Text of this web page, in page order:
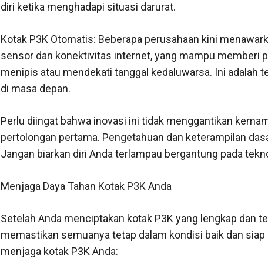
diri ketika menghadapi situasi darurat.
Kotak P3K Otomatis: Beberapa perusahaan kini
sensor dan konektivitas internet, yang mampu memberi
menipis atau mendekati tanggal kedaluwarsa. Ini adalah
di masa depan.
Perlu diingat bahwa inovasi ini tidak menggantikan
pertolongan pertama. Pengetahuan dan keterampilan
Jangan biarkan diri Anda terlampau bergantung pada
Menjaga Daya Tahan Kotak P3K Anda
Setelah Anda menciptakan kotak P3K yang lengkap dan
memastikan semuanya tetap dalam kondisi baik dan
menjaga kotak P3K Anda: